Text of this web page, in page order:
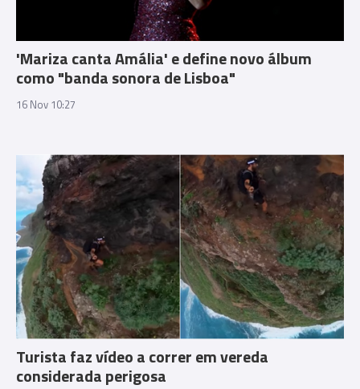
'Mariza canta Amália' e define novo álbum
como "banda sonora de Lisboa"
16 Nov 10:27
Turista faz vídeo a correr em vereda
considerada perigosa